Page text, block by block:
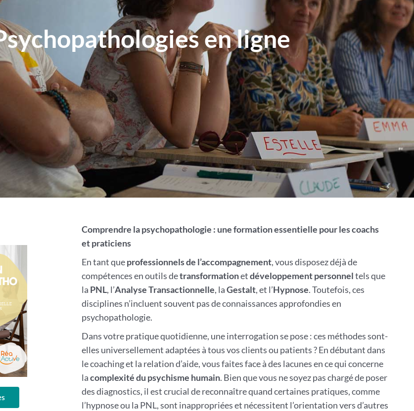
en ligne
Comprendre la psychopathologie : une formation essentielle pour les coachs
et praticiens
En tant queprofessionnels de l’accompagnement, vous disposez déjà de
compétences en outils detransformationetdéveloppement personneltels que
la PNL, l’Analyse Transactionnelle, laGestalt, et l’Hypnose. Toutefois, ces
disciplines n’incluent souvent pas de connaissances approfondies en
psychopathologie.
Dans votre pratique quotidienne, une interrogation se pose : ces méthodes sont-
elles universellement adaptées à tous vos clients ou patients ? En débutant dans
le coaching et la relation d’aide, vous faites face à des lacunes en ce qui concerne
lacomplexité du psychisme humain. Bien que vous ne soyez pas chargé de poser
des diagnostics, il est crucial de reconnaître quand certaines pratiques, comme
l’hypnose ou la PNL, sont inappropriées et nécessitent l’orientation vers d’autres